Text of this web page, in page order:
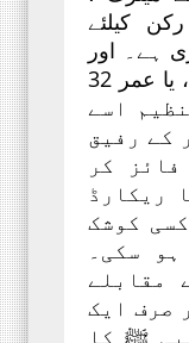
کیلئے
ہے۔ اور
جیسے ہی تعلیم مکمل ہوئی، یا عمر 32
اسے
کے رفیق
کر
ریکارڈ
کوشک
سکی۔
مقابلے
صرف ایک
ﷺ کا